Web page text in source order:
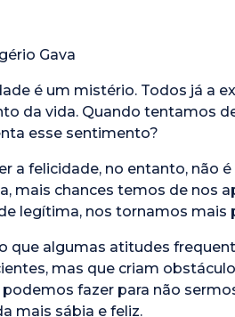
Gava
é um mistério. Todos já a
da vida. Quando tentamos
esse sentimento?
a felicidade, no entanto, não
mais chances temos de nos
legítima, nos tornamos mais
que algumas atitudes
mas que criam
podemos fazer para não
mais sábia e feliz.